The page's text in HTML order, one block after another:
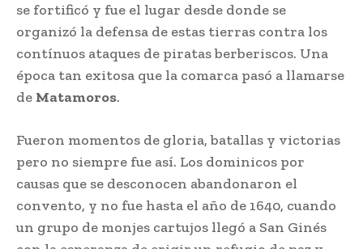
se fortificó y fue el lugar desde donde se
organizó la defensa de estas tierras contra los
contínuos ataques de piratas berberiscos. Una
época tan exitosa que la comarca pasó a llamarse
de Matamoros.
Fueron momentos de gloria, batallas y victorias
pero no siempre fue así. Los dominicos por
causas que se desconocen abandonaron el
convento, y no fue hasta el año de 1640, cuando
un grupo de monjes cartujos llegó a San Ginés